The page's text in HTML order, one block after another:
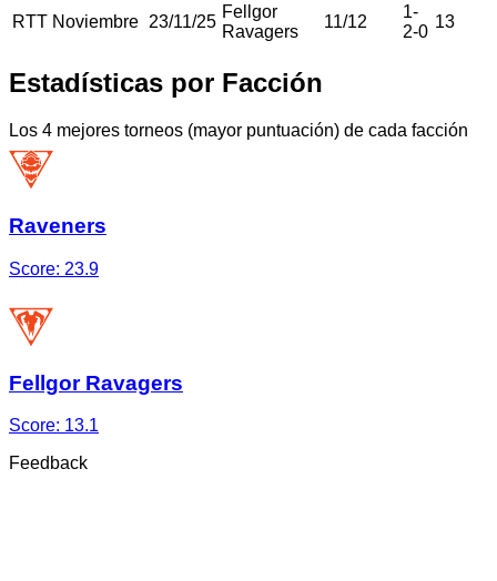
RTT Noviembre 23/11/25
Fellgor
Ravagers
11/12
1-
2-0
13
Estadísticas por Facción
Los 4 mejores torneos (mayor puntuación) de cada facción
Raveners
Score: 23.9
Fellgor Ravagers
Score: 13.1
Feedback